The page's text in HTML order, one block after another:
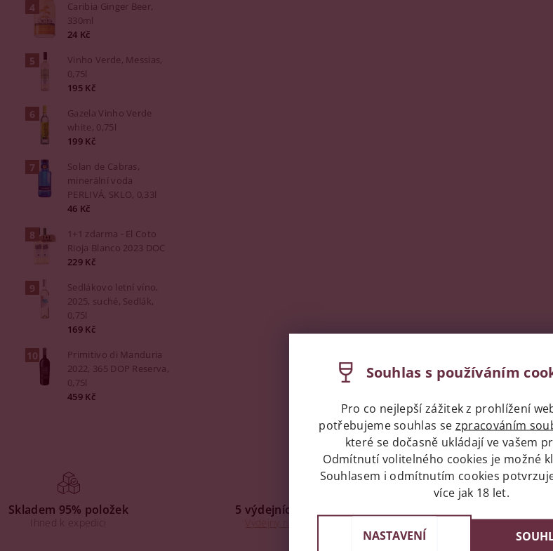
Caribia Ginger Beer,
330ml
24 Kč
Vinho Verde, Messias,
0,75l
195 Kč
Gazela Vinho Verde
white, 0,75l
199 Kč
Solan de Cabras,
minerální voda
PERLIVÁ, SKLO, 0,33l
46 Kč
1+1 zdarma - El Coto
Rioja Blanco 2023 DOC
229 Kč
Sedlákovo letní víno,
2025, suché, Sedlák,
0,75l
169 Kč
Primitivo di Manduria
2022, 365 DOP Reserva,
0,75l
459 Kč
Skladem 95% položek
Ihned k expedici
5 výdejních míst v Praze
Do 24
Souhlas s používáním
Pro co nejlepší zážitek z prohlížení
potřebujeme souhlas se zpracováním
které se dočasně ukládají ve vašem
Odmítnutí volitelného cookies je možné
Souhlasem i odmítnutím cookies
více jak 18 let.
NASTAVENÍ